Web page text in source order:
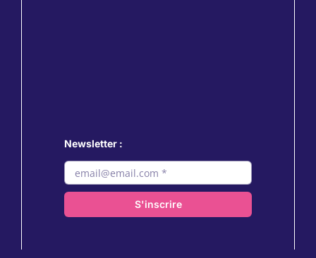
Newsletter :
S'inscrire